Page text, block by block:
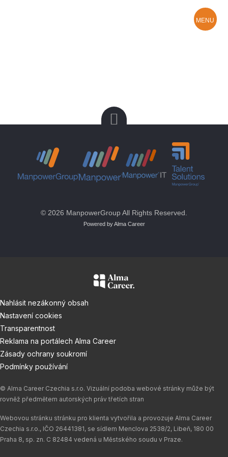
MENU
© 2026 ManpowerGroup All Rights Reserved.
Powered by Alma Career
Nahlásit nezákonný obsah
Nastavení cookies
Transparentnost
Reklama na portálech Alma Career
Zásady ochrany soukromí
Podmínky používání
© Alma Career Czechia s.r.o. Vizuální podoba webové stránky může být
rovněž předmětem autorských práv třetích stran
Webovou stránku stránku pro klienta vytvořila a provozuje Alma Career
Czechia s.r.o., IČO 26441381, se sídlem Menclova 2538/2, Libeň, 180 00
Praha 8, sp. zn. C 82484 vedená u Městského soudu v Praze.